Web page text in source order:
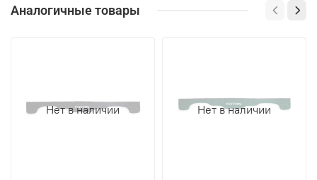
Аналогичные товары
Нет в наличии Нет в наличии